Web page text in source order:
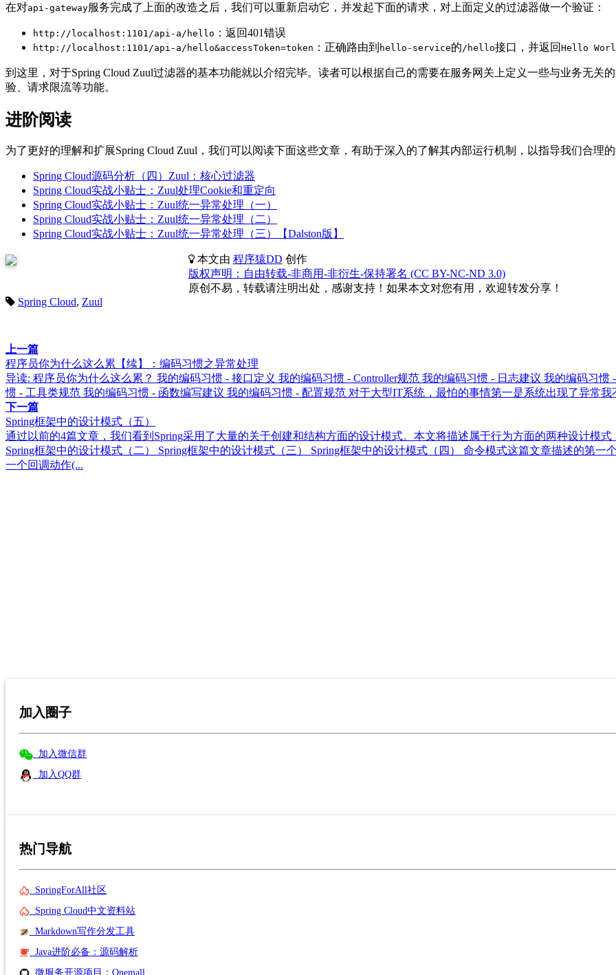
在对api-gateway服务完成了上面的改造之后，我们可以重新启动它，并发起下面的请求，对上面定义的过滤器做一个验证：
http://localhost:1101/api-a/hello ：返回401错误
http://localhost:1101/api-a/hello&accessToken=token ：正确路由到 hello-service的 /hello接口，并返回 Hello
到这里，对于Spring Cloud Zuul过滤器的基本功能就以介绍完毕。读者可以根据自己的需要在服务网关上定义一些与业务无关
验、请求限流等功能。
进阶阅读
为了更好的理解和扩展Spring Cloud Zuul，我们可以阅读下面这些文章，有助于深入的了解其内部运行机制，以指导我们合理的
Spring Cloud源码分析（四）Zuul：核心过滤器
Spring Cloud实战小贴士：Zuul处理Cookie和重定向
Spring Cloud实战小贴士：Zuul统一异常处理（一）
Spring Cloud实战小贴士：Zuul统一异常处理（二）
Spring Cloud实战小贴士：Zuul统一异常处理（三）【Dalston版】
本文由 程序猿DD 创作
版权声明：自由转载-非商用-非衍生-保持署名 (CC BY-NC-ND 3.0)
原创不易，转载请注明出处，感谢支持！如果本文对您有用，欢迎转发分享！
Spring Cloud, Zuul
上一篇
程序员你为什么这么累【续】：编码习惯之异常处理
导读: 程序员你为什么这么累？ 我的编码习惯 - 接口定义 我的编码习惯 - Controller规范 我的编码习惯 - 日志建议 我的编码习
惯 - 工具类规范 我的编码习惯 - 函数编写建议 我的编码习惯 - 配置规范 对于大型IT系统，最怕的事情第一是系统出现了异常
下一篇
Spring框架中的设计模式（五）
通过以前的4篇文章，我们看到Spring采用了大量的关于创建和结构方面的设计模式。本文将描述属于行为方面的两种设计模式
Spring框架中的设计模式（二） Spring框架中的设计模式（三） Spring框架中的设计模式（四） 命令模式这篇文章描述的第
一个回调动作(...
加入圈子
加入微信群
加入QQ群
热门导航
SpringForAll社区
Spring Cloud中文资料站
Markdown写作分发工具
Java进阶必备：源码解析
微服务开源项目：Onemall